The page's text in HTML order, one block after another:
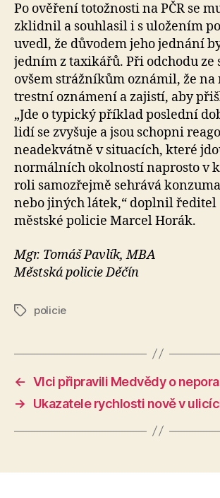
Po ověření totožnosti na PČR se
zklidnil a souhlasil i s uložením
uvedl, že důvodem jeho jednání
jedním z taxikářů. Při odchodu ze
ovšem strážníkům oznámil, že na
trestní oznámení a zajistí, aby
„Jde o typický příklad poslední
lidí se zvyšuje a jsou schopni
neadekvátně v situacích, které
normálních okolností naprosto v
roli samozřejmě sehrává
nebo jiných látek,“ doplnil ředitel
městské policie Marcel Horák.
Mgr. Tomáš Pavlík, MBA
Městská policie Děčín
Štítkypolicie
← Vlci připravili Medvědy o
→
Ukazatele rychlosti nově v